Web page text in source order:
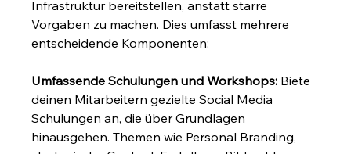
Infrastruktur bereitstellen, anstatt starre
Vorgaben zu machen. Dies umfasst mehrere
entscheidende Komponenten:
Umfassende Schulungen und Workshops: Biete
deinen Mitarbeitern gezielte Social Media
Schulungen an, die über Grundlagen
hinausgehen. Themen wie Personal Branding,